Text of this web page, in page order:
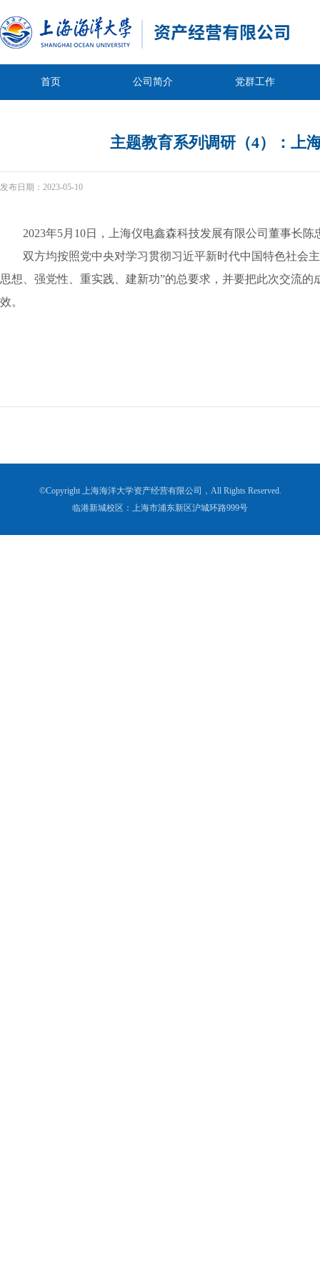
首页 公司简介 党群工作
主题教育系列调研（4）：上
发布日期： 2023-05-10
2023年5月 10日，上海仪电鑫森科技发展有限公司董事长
双方均按照党中央对学习贯彻习近平新时代中国特色社会
思想、强党性、重实践、建新功”的总要求，并要把此次交流的
效。
©Copyright 上海海洋大学资产经营有限公司，All Rights Reserved.
临港新城校区：上海市浦东新区沪城环路999号